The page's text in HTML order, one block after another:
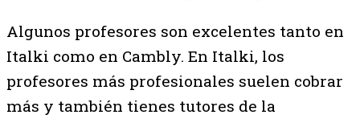
Algunos profesores son excelentes tanto en
Italki como en Cambly. En Italki, los
profesores más profesionales suelen cobrar
más y también tienes tutores de la